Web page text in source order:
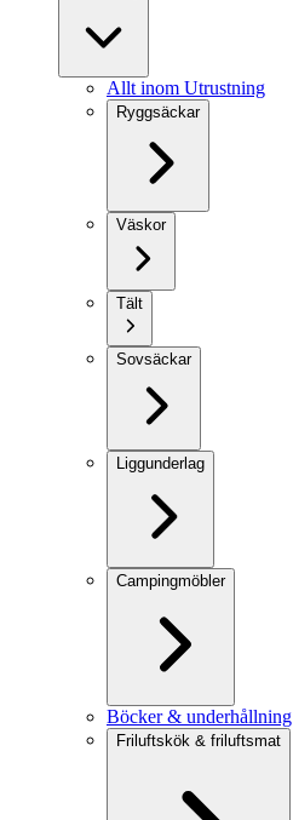
Allt inom Utrustning
Ryggsäckar
Väskor
Tält
Sovsäckar
Liggunderlag
Campingmöbler
Böcker & underhållning
Friluftskök & friluftsmat